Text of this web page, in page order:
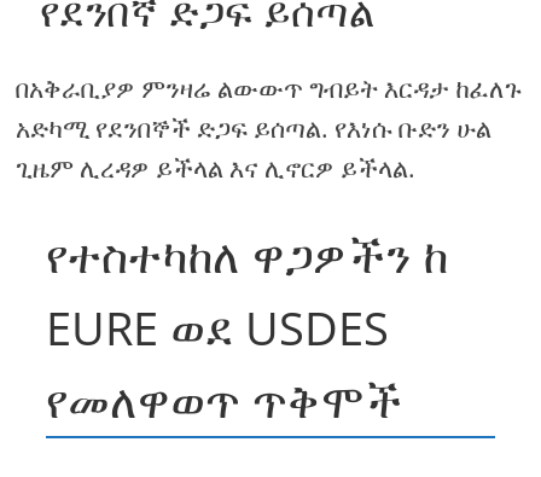
የደንበኛ ድጋፍ ይሰጣል
በአቅራቢያዎ ምንዛሬ ልውውጥ ግብይት እርዳታ ከፈለጉ
አድካሚ የደንበኞች ድጋፍ ይሰጣል. የእነሱ ቡድን ሁል
ጊዜም ሊረዳዎ ይችላል እና ሊኖርዎ ይችላል.
የተስተካከለ ዋጋዎችን ከ
EURE ወደ USDES
የመለዋወጥ ጥቅሞች